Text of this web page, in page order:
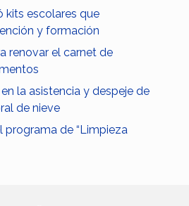
kits escolares que
y formación
renovar el carnet de
la asistencia y despeje de
de nieve
programa de “Limpieza